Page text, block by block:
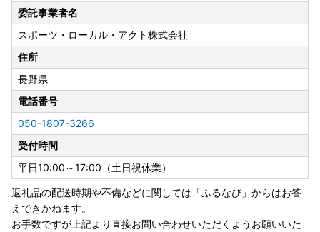
委託事業者名
スポーツ・ローカル・アクト株式会社
住所
長野県
電話番号
050-1807-3266
受付時間
平日10:00～17:00（土日祝休業）
返礼品の配送時期や不備などに関しては「ふるなび」からはお答
えできかねます。
お手数ですが上記より直接お問い合わせいただくようお願いいた